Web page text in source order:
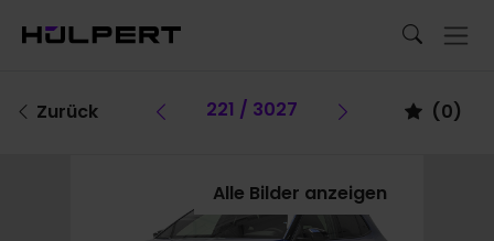
Zurück Vorheriges Fahrzeug
221 / 3027 Vorheriges
(0)
Alle Bilder anzeigen